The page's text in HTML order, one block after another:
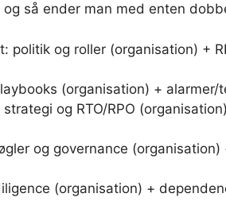
så ender man med enten
politik og roller (organisation) +
(organisation) + alarmer/
og RTO/RPO
og governance
(organisation) +